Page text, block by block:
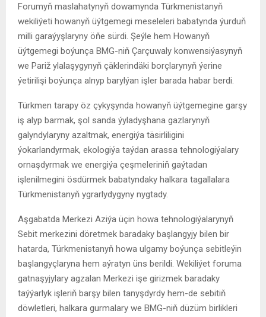
Forumyň maslahatynyň dowamynda Türkmenistanyň
wekiliýeti howanyň üýtgemegi meseleleri babatynda ýurduň
milli garaýyşlaryny öňe sürdi. Şeýle hem Howanyň
üýtgemegi boýunça BMG-niň Çarçuwaly konwensiýasynyň
we Pariž ylalaşygynyň çäklerindäki borçlarynyň ýerine
ýetirilişi boýunça alnyp barylýan işler barada habar berdi.
Türkmen tarapy öz çykyşynda howanyň üýtgemegine garşy
iş alyp barmak, şol sanda ýyladyşhana gazlarynyň
galyndylaryny azaltmak, energiýa täsirliligini
ýokarlandyrmak, ekologiýa taýdan arassa tehnologiýalary
ornaşdyrmak we energiýa çeşmeleriniň gaýtadan
işlenilmegini ösdürmek babatyndaky halkara tagallalara
Türkmenistanyň ygrarlydygyny nygtady.
Aşgabatda Merkezi Aziýa üçin howa tehnologiýalarynyň
Sebit merkezini döretmek baradaky başlangyjy bilen bir
hatarda, Türkmenistanyň howa ulgamy boýunça sebitleýin
başlangyçlaryna hem aýratyn üns berildi. Wekiliýet foruma
gatnaşyjylary agzalan Merkezi işe girizmek baradaky
taýýarlyk işleriň barşy bilen tanyşdyrdy hem-de sebitiň
döwletleri, halkara gurmalary we BMG-niň düzüm birlikleri